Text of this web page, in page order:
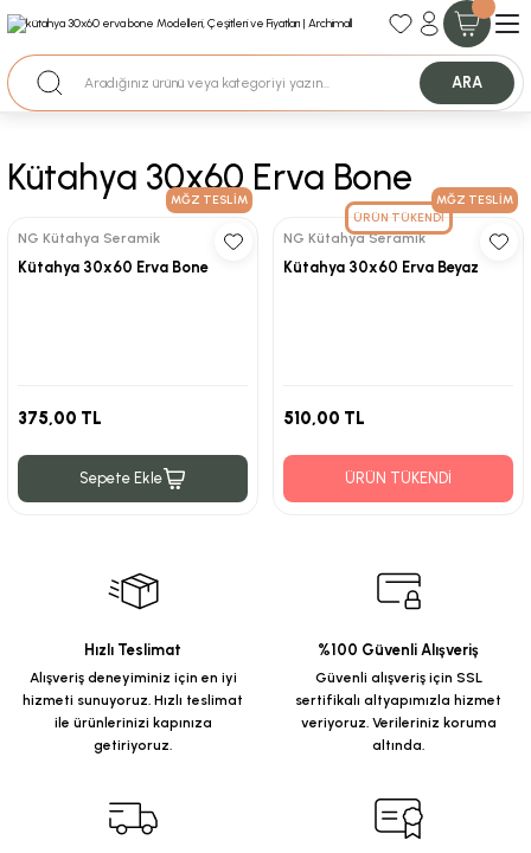
35+ Yıllık Tecrübe
Nakit Ödemeli Özel Fiyatlar için Bizden Teklif Alabilirsiniz.
ARA
Kütahya 30x60 Erva Bone
MĞZ TESLİM
NG Kütahya Seramik
Kütahya 30x60 Erva Bone
375,00 TL
Sepete Ekle
ÜRÜN TÜKENDİ
MĞZ TESLİM
NG Kütahya Seramik
Kütahya 30x60 Erva Beyaz
510,00 TL
ÜRÜN TÜKENDİ
Hızlı Teslimat
Alışveriş deneyiminiz için en iyi
hizmeti sunuyoruz. Hızlı teslimat
ile ürünlerinizi kapınıza
getiriyoruz.
%100 Güvenli Alışveriş
Güvenli alışveriş için SSL
sertifikalı altyapımızla hizmet
veriyoruz. Verileriniz koruma
altında.